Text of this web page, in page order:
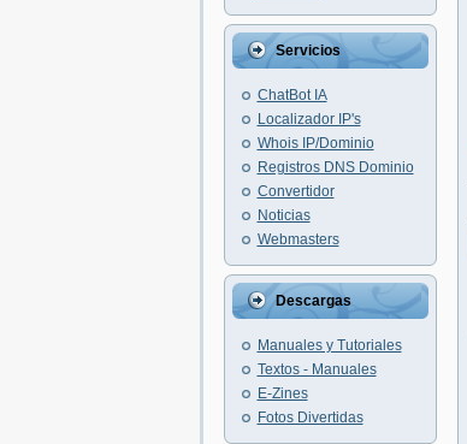
Servicios
ChatBot IA
Localizador IP's
Whois IP/Dominio
Registros DNS Dominio
Convertidor
Noticias
Webmasters
Descargas
Manuales y Tutoriales
Textos - Manuales
E-Zines
Fotos Divertidas